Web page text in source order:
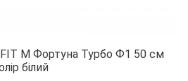
M Фортуна Турбо Ф1 50 см
білий